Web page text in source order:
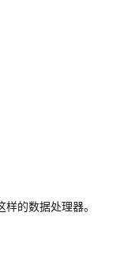
的数据处理器。